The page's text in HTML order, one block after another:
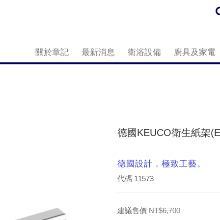
關於章記 最新消息 衛浴設備 廚具及家電
德國KEUCO衛生紙架
德國設計，極致工藝。
代碼 11573
建議售價 NT$6,700